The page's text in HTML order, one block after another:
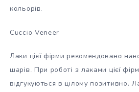
кольорів.
Cuccio Veneer
Лаки цієї фірми рекомендовано
шарів. При роботі з лаками цієї
відгукуються в цілому позитивно.